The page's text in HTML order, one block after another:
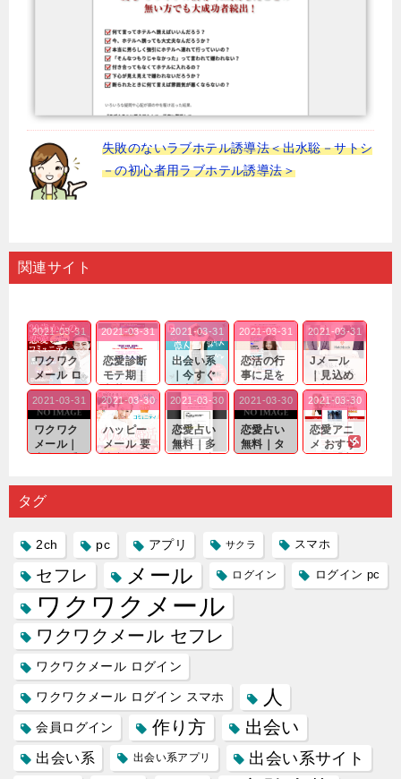
失敗のないラブホテル誘導法＜出水聡－サトシ
－の初心者用ラブホテル誘導法＞
関連サイト
ワクワク
メール ロ
グイン pc
｜心の底
から真
剣...
2021-03-31
恋愛診断
モテ期｜
老若男女
問わ
ず…。
2021-03-31
出会い系
｜今すぐ
仲良くな
れる相手
探しをし
たいと...
2021-03-31
恋活の行
事に足を
運んでも
出会いの
チャンス
が訪れ...
2021-03-31
Jメール
｜見込め
る効果が
確実なも
のであっ
ても…...
2021-03-31
ワクワク
メール｜
り会った
人に軽...
2021-03-31
ハッピー
メール 要
するので
2021-03-30
恋愛占い
無料｜多
プリの内
2021-03-30
恋愛占い
無料｜タ
る人に恋
2021-03-30
恋愛アニ
メ おすす
雑で素人
2021-03-30
タグ
2ch pc アプリ サクラ スマホ
セフレ メール ログイン ログイン pc
ワクワクメール
ワクワクメール セフレ
ワクワクメール ログイン
ワクワクメール ログイン スマホ 人
会員ログイン 作り方 出会い
出会い系 出会い系アプリ 出会い系サイト